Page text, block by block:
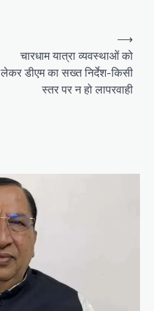
चारधाम यात्रा व्यवस्थाओं को
लेकर डीएम का सख्त निर्देश-किसी
स्तर पर न हो लापरवाही
⟶